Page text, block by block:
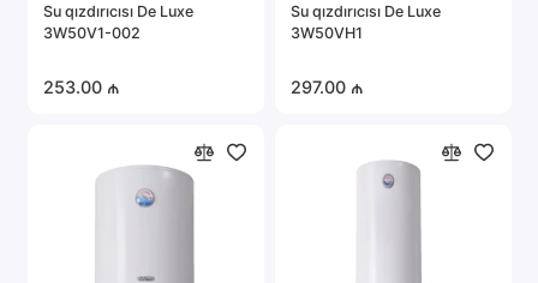
Su qızdırıcısı De Luxe
3W50V1-002
253.00 ₼
Su qızdırıcısı De Luxe
3W50VH1
297.00 ₼